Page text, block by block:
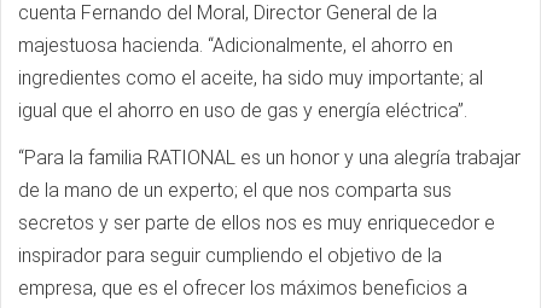
cuenta Fernando del Moral, Director General de la
majestuosa hacienda. “Adicionalmente, el ahorro en
ingredientes como el aceite, ha sido muy importante; al
igual que el ahorro en uso de gas y energía eléctrica”.
“Para la familia RATIONAL es un honor y una alegría trabajar
de la mano de un experto; el que nos comparta sus
secretos y ser parte de ellos nos es muy enriquecedor e
inspirador para seguir cumpliendo el objetivo de la
empresa, que es el ofrecer los máximos beneficios a